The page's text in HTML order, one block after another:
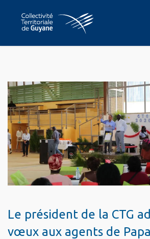
Le président de la CTG
vœux aux agents de